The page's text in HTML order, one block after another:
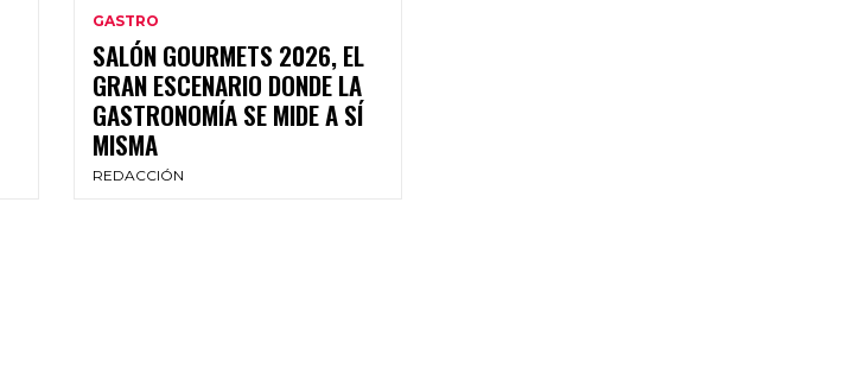
GASTRO
SALÓN GOURMETS 2026, EL
GRAN ESCENARIO DONDE LA
GASTRONOMÍA SE MIDE A SÍ
MISMA
REDACCIÓN